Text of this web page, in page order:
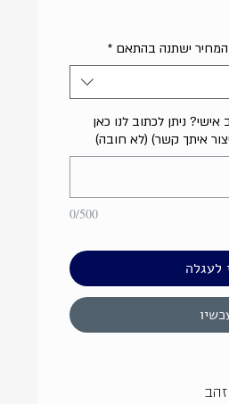
המחיר ישתנה בהתאם *
ניתן לכתוב לנו כאן
איתך קשר) (לא חובה)
0/500
לעגלה